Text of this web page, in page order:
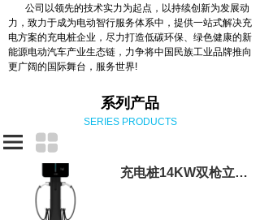
公司以领先的技术实力为起点，以持续创新为发展动
力，致力于成为电动智行服务体系中，提供一站式解决充
电方案的充电桩企业，尽力打造低碳环保、绿色健康的新
能源电动汽车产业生态链，力争将中国民族工业品牌推向
更广阔的国际舞台，服务世界!
系列产品
SERIES PRODUCTS
充电桩14KW双枪立柱式商用充电桩